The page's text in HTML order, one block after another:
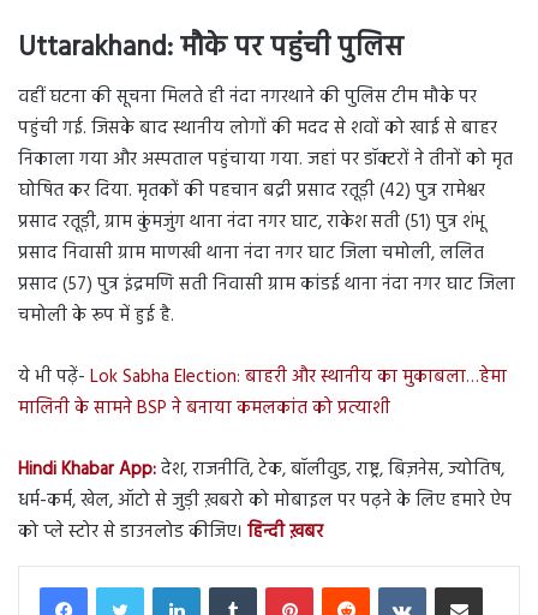
Uttarakhand:मौके पर पहुंची पुलिस
वहीं घटना की सूचना मिलते ही नंदा नगरथाने की पुलिस टीम मौके पर
पहुंची गई. जिसके बाद स्थानीय लोगों की मदद से शवों को खाई से बाहर
निकाला गया और अस्पताल पहुंचाया गया. जहां पर डॉक्टरों ने तीनों को मृत
घोषित कर दिया. मृतकों की पहचान बद्री प्रसाद रतूड़ी (42) पुत्र रामेश्वर
प्रसाद रतूड़ी, ग्राम कुंमजुंग थाना नंदा नगर घाट, राकेश सती (51) पुत्र शंभू
प्रसाद निवासी ग्राम माणखी थाना नंदा नगर घाट जिला चमोली, ललित
प्रसाद (57) पुत्र इंद्रमणि सती निवासी ग्राम कांडई थाना नंदा नगर घाट जिला
चमोली के रूप में हुई है.
ये भी पढ़ें- Lok Sabha Election: बाहरी और स्थानीय का मुकाबला…हेमा
मालिनी के सामने BSP ने बनाया कमलकांत को प्रत्याशी
Hindi Khabar App:देश, राजनीति, टेक, बॉलीवुड, राष्ट्र, बिज़नेस, ज्योतिष,
धर्म-कर्म, खेल, ऑटो से जुड़ी ख़बरो को मोबाइल पर पढ़ने के लिए हमारे ऐप
को प्ले स्टोर से डाउनलोड कीजिए। हिन्दी ख़बर
LinkedInTumblr PinterestReddit VKontakteShare via Email